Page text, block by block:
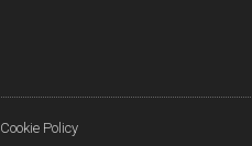
Cookie Policy